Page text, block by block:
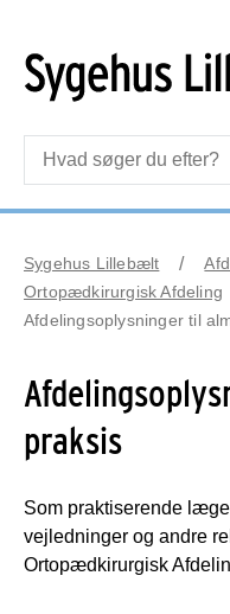
Sygehus Lillebælt
Ortopædkirurgisk Afdeling
Afdelingsoplysninger til
praksis
Som praktiserende
vejledninger og andre
Ortopædkirurgisk